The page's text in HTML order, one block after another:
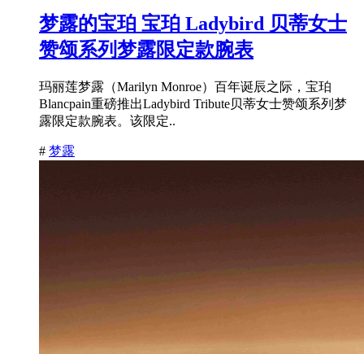
梦露的宝珀 宝珀 Ladybird 贝蒂女士
赞颂系列梦露限定款腕表
玛丽莲梦露（Marilyn Monroe）百年诞辰之际，宝珀
Blancpain重磅推出Ladybird Tribute贝蒂女士赞颂系列梦
露限定款腕表。该限定..
# 梦露